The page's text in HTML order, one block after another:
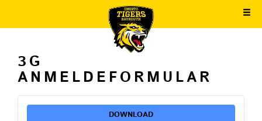
3G
ANMELDEFORMULAR
DOWNLOAD